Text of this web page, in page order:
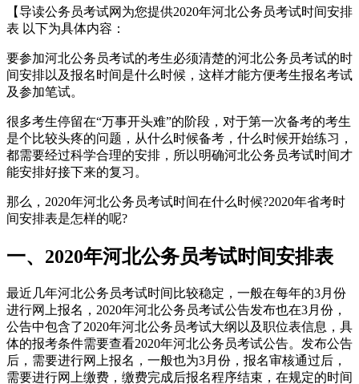
【导读公务员考试网为您提供2020年河北公务员考试时间安排
表 以下为具体内容：
要参加河北公务员考试的考生必须清楚的河北公务员考试的时
间安排以及报名时间是什么时候，这样才能方便考生报名考试
及参加笔试。
很多考生停留在“万事开头难”的阶段，对于第一次备考的考生
是个比较头疼的问题，从什么时候备考，什么时候开始练习，
都需要经过科学合理的安排，所以明确河北公务员考试时间才
能安排好接下来的复习。
那么，2020年河北公务员考试时间在什么时候?2020年省考时
间安排表是怎样的呢?
一、2020年河北公务员考试时间安排表
最近几年河北公务员考试时间比较稳定，一般在每年的3月份
进行网上报名，2020年河北公务员考试公告发布也在3月份，
公告中包含了2020年河北公务员考试大纲以及职位表信息，具
体的报考条件需要查看2020年河北公务员考试公告。发布公告
后，需要进行网上报名，一般也为3月份，报名审核通过后，
需要进行网上缴费，缴费完成后报名程序结束，在规定的时间